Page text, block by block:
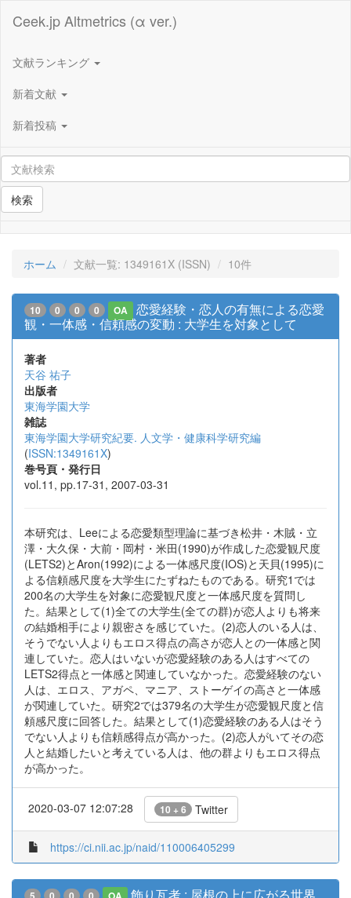
Ceek.jp Altmetrics (α ver.)
文献ランキング
新着文献
新着投稿
検索
ホーム 文献一覧: 1349161X (ISSN) 10件
10 0 0 0 OA
恋愛経験・恋人の有無による恋愛
観・一体感・信頼感の変動 : 大学生を対象として
著者
天谷 祐子
出版者
東海学園大学
雑誌
東海学園大学研究紀要. 人文学・健康科学研究編
(ISSN:1349161X)
巻号頁・発行日
vol.11, pp.17-31, 2007-03-31
本研究は、Leeによる恋愛類型理論に基づき松井・木賊・立
澤・大久保・大前・岡村・米田(1990)が作成した恋愛観尺度
(LETS2)とAron(1992)による一体感尺度(IOS)と天貝(1995)に
よる信頼感尺度を大学生にたずねたものである。研究1では
200名の大学生を対象に恋愛観尺度と一体感尺度を質問し
た。結果として(1)全ての大学生(全ての群)が恋人よりも将来
の結婚相手により親密さを感じていた。(2)恋人のいる人は、
そうでない人よりもエロス得点の高さが恋人との一体感と関
連していた。恋人はいないが恋愛経験のある人はすべての
LETS2得点と一体感と関連していなかった。恋愛経験のない
人は、エロス、アガペ、マニア、ストーゲイの高さと一体感
が関連していた。研究2では379名の大学生が恋愛観尺度と信
頼感尺度に回答した。結果として(1)恋愛経験のある人はそう
でない人よりも信頼感得点が高かった。(2)恋人がいてその恋
人と結婚したいと考えている人は、他の群よりもエロス得点
が高かった。
2020-03-07 12:07:28 10 + 6 Twitter
https://ci.nii.ac.jp/naid/110006405299